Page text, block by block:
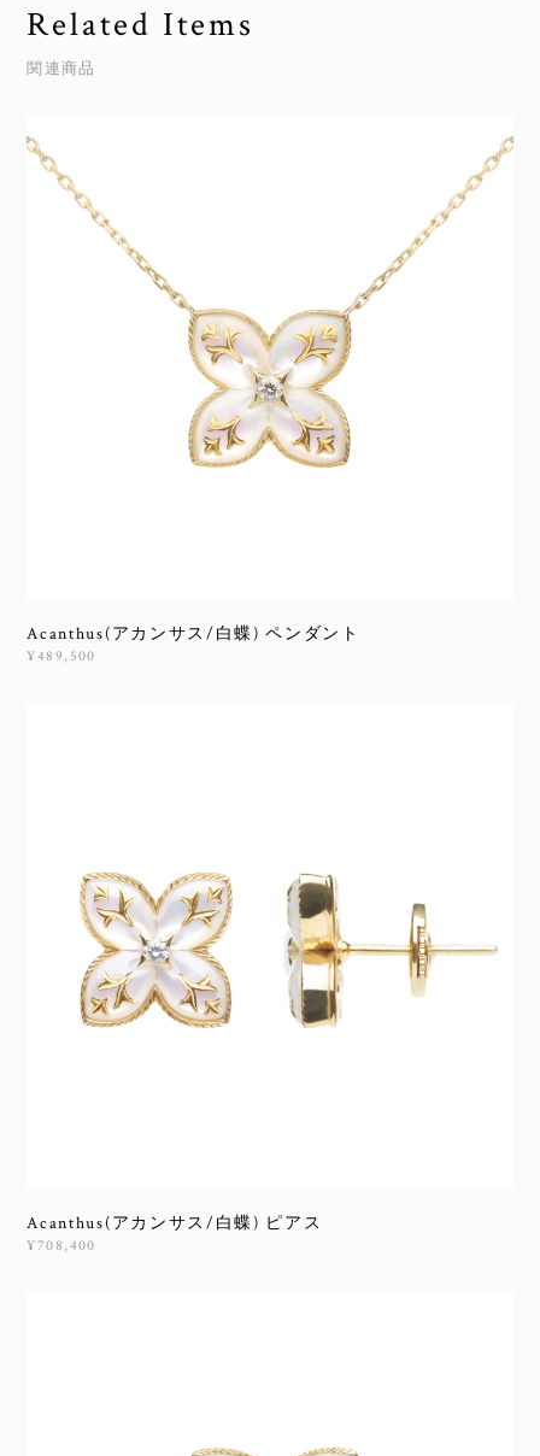
Related Items
関連商品
Acanthus(アカンサス/白蝶) ペンダント
¥489,500
Acanthus(アカンサス/白蝶) ピアス
¥708,400